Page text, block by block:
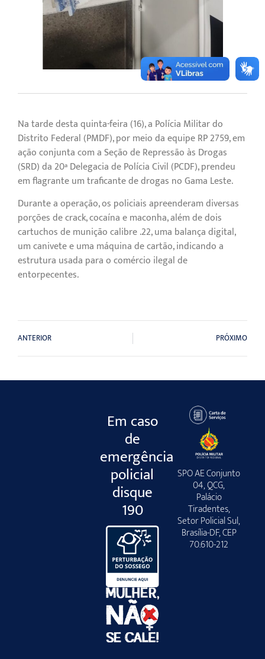
Na tarde desta quinta-feira (16), a Polícia Militar do
Distrito Federal (PMDF), por meio da equipe RP 2759, em
ação conjunta com a Seção de Repressão às Drogas
(SRD) da 20ª Delegacia de Polícia Civil (PCDF), prendeu
em flagrante um traficante de drogas no Gama Leste.
Durante a operação, os policiais apreenderam diversas
porções de crack, cocaína e maconha, além de dois
cartuchos de munição calibre .22, uma balança digital,
um canivete e uma máquina de cartão, indicando a
estrutura usada para o comércio ilegal de
entorpecentes.
ANTERIOR PRÓXIMO
Em caso
de
emergência
policial
disque
190
SPO AE Conjunto
04, QCG,
Palácio
Tiradentes,
Setor Policial Sul,
Brasília-DF, CEP
70.610-212